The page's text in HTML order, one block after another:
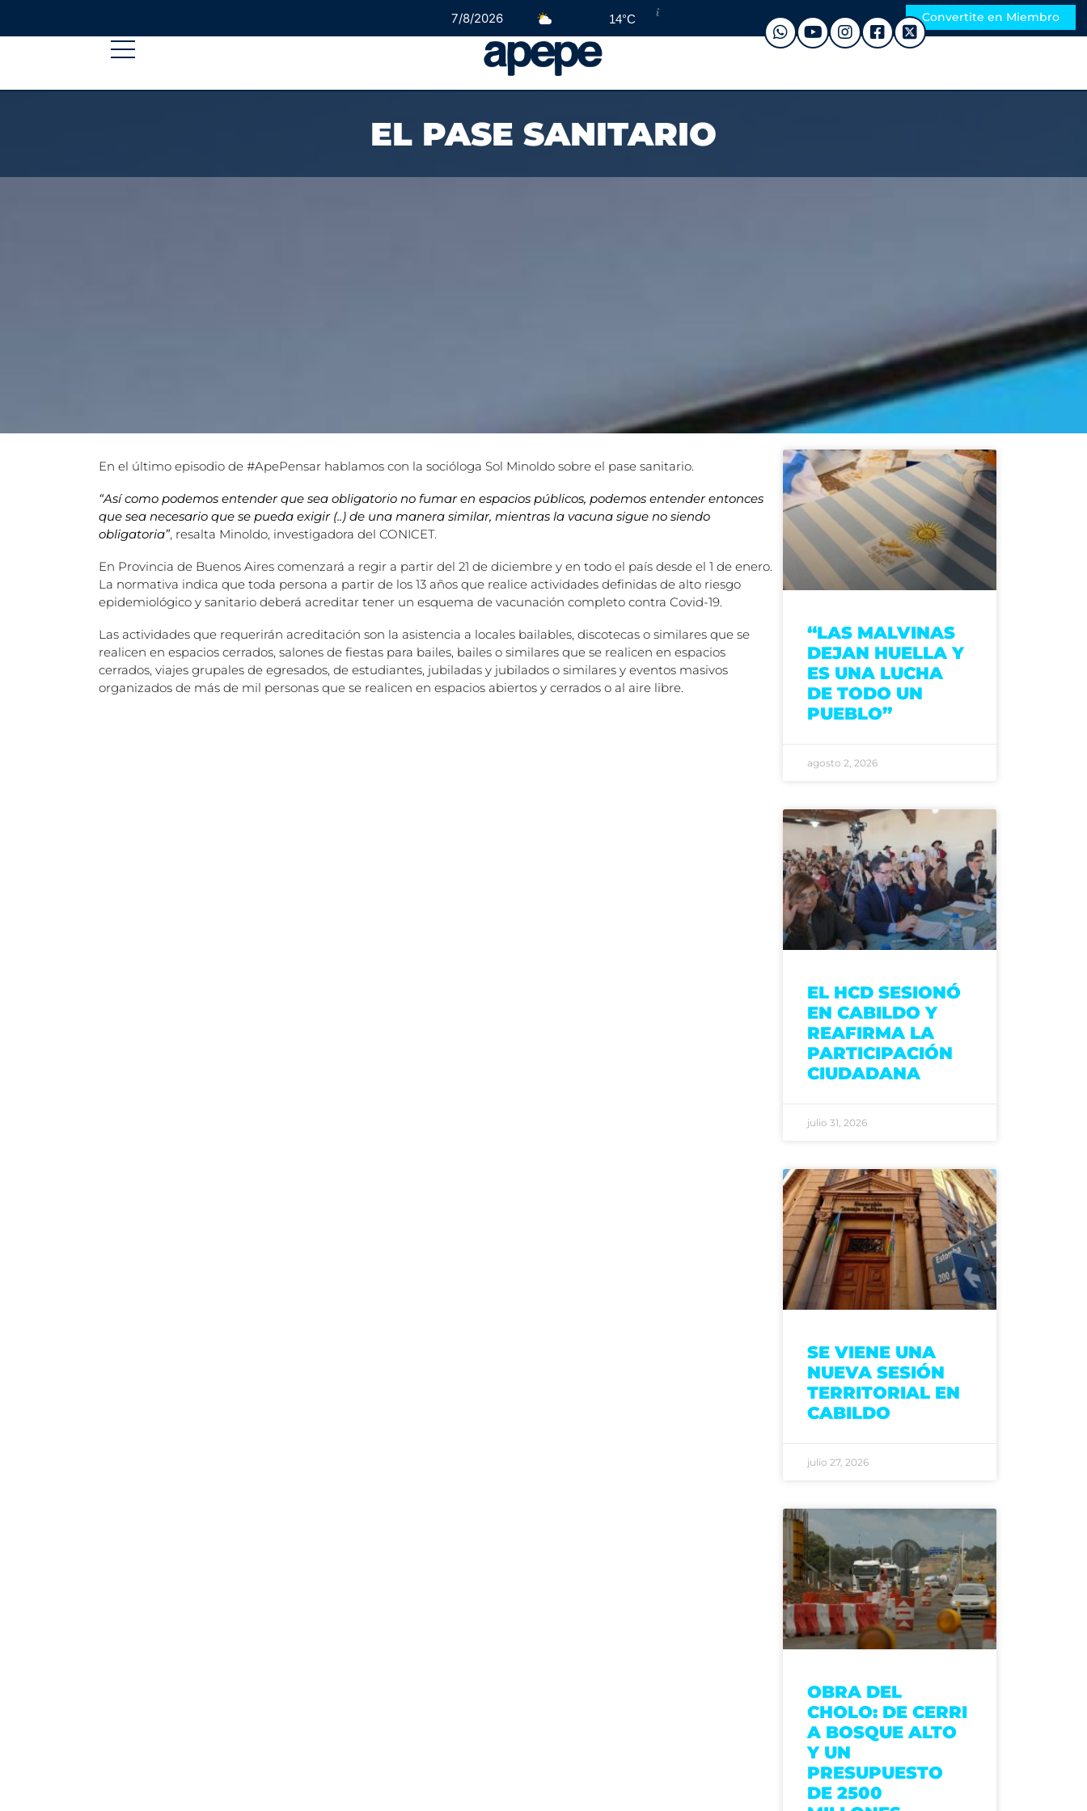
7/8/2026 14°C Convertite en Miembro
EL PASE SANITARIO
En el último episodio de #ApePensar hablamos con la socióloga Sol Minoldo sobre el pase sanitario.
“Así como podemos entender que sea obligatorio no fumar en espacios públicos, podemos entender entonces
que sea necesario que se pueda exigir (..) de una manera similar, mientras la vacuna sigue no siendo
obligatoria”, resalta Minoldo, investigadora del CONICET.
En Provincia de Buenos Aires comenzará a regir a partir del 21 de diciembre y en todo el país desde el 1 de enero.
La normativa indica que toda persona a partir de los 13 años que realice actividades definidas de alto riesgo
epidemiológico y sanitario deberá acreditar tener un esquema de vacunación completo contra Covid-19.
Las actividades que requerirán acreditación son la asistencia a locales bailables, discotecas o similares que se
realicen en espacios cerrados, salones de fiestas para bailes, bailes o similares que se realicen en espacios
cerrados, viajes grupales de egresados, de estudiantes, jubiladas y jubilados o similares y eventos masivos
organizados de más de mil personas que se realicen en espacios abiertos y cerrados o al aire libre.
“LAS MALVINAS
DEJAN HUELLA Y
ES UNA LUCHA
DE TODO UN
PUEBLO”
agosto 2, 2026
EL HCD SESIONÓ
EN CABILDO Y
REAFIRMA LA
PARTICIPACIÓN
CIUDADANA
julio 31, 2026
SE VIENE UNA
NUEVA SESIÓN
TERRITORIAL EN
CABILDO
julio 27, 2026
OBRA DEL
CHOLO: DE CERRI
A BOSQUE ALTO
Y UN
PRESUPUESTO
DE 2500